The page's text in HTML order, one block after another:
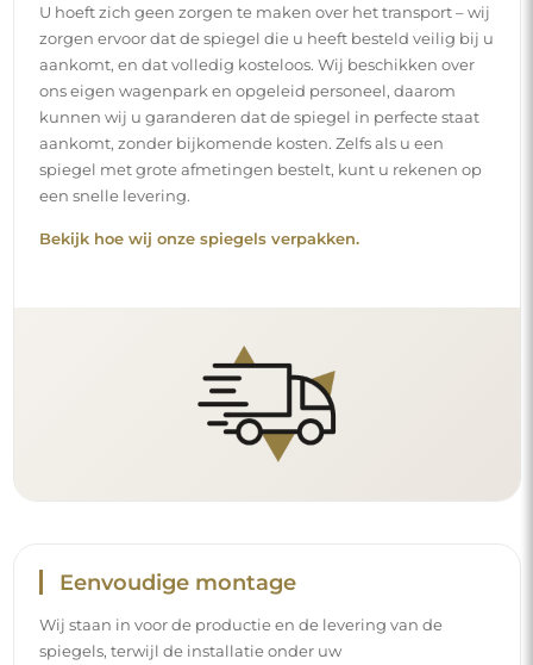
U hoeft zich geen zorgen te maken over het transport – wij
zorgen ervoor dat de spiegel die u heeft besteld veilig bij u
aankomt, en dat volledig kosteloos. Wij beschikken over
ons eigen wagenpark en opgeleid personeel, daarom
kunnen wij u garanderen dat de spiegel in perfecte staat
aankomt, zonder bijkomende kosten. Zelfs als u een
spiegel met grote afmetingen bestelt, kunt u rekenen op
een snelle levering.
Bekijk hoe wij onze spiegels verpakken.
Eenvoudige montage
Wij staan in voor de productie en de levering van de
spiegels, terwijl de installatie onder uw